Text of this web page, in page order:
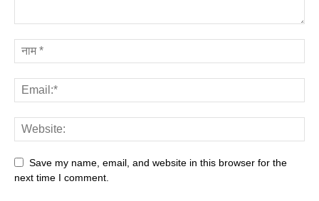
Save my name, email, and website in this browser for the
next time I comment.